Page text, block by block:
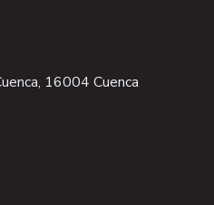
16004 Cuenca